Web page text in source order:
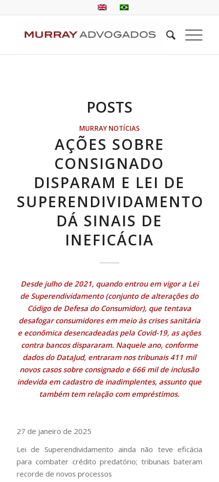
POSTS
MURRAY NOTÍCIAS
AÇÕES SOBRE
CONSIGNADO
DISPARAM E LEI DE
SUPERENDIVIDAMENTO
DÁ SINAIS DE
INEFICÁCIA
Desde julho de 2021, quando entrou em vigor a Lei
de Superendividamento(conjunto de alterações do
Código de Defesa do Consumidor), que tentava
desafogar consumidores em meio às crises sanitária
e econômica desencadeadas pela Covid-19, as ações
contra bancos dispararam. Naquele ano, conforme
dados do DataJud, entraram nos tribunais 411 mil
novos casos sobre consignado e 666 mil de inclusão
indevida em cadastro de inadimplentes, assunto que
também tem relação com empréstimos.
27 de janeiro de 2025
Lei de Superendividamento ainda não teve eficácia
para combater crédito predatório; tribunais bateram
recorde de novos processos